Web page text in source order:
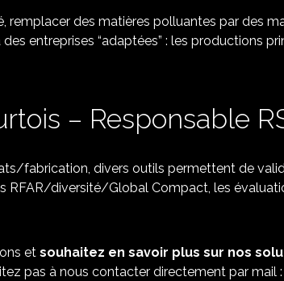
remplacer des matières polluantes par des
entreprises “adaptées” : les productions
– Responsable
fabrication, divers outils permettent de
RFAR/diversité/Global Compact, les
etsouhaitez en savoir plus sur nos
pas à nous contacter directement par mail